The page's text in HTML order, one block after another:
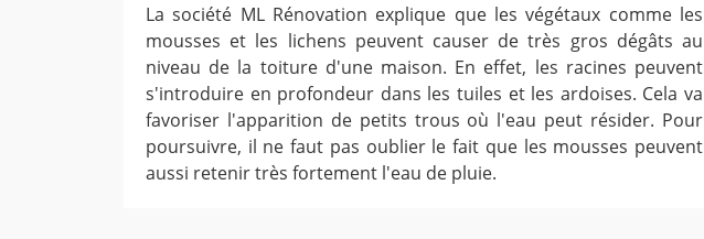
La société ML Rénovation explique que les végétaux comme les
mousses et les lichens peuvent causer de très gros dégâts au
niveau de la toiture d'une maison. En effet, les racines peuvent
s'introduire en profondeur dans les tuiles et les ardoises. Cela va
favoriser l'apparition de petits trous où l'eau peut résider. Pour
poursuivre, il ne faut pas oublier le fait que les mousses peuvent
aussi retenir très fortement l'eau de pluie.